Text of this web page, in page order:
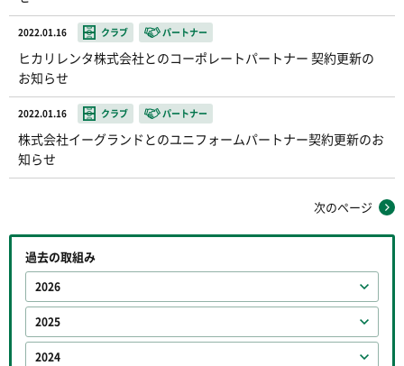
2022.01.16 クラブ パートナー
ヒカリレンタ株式会社とのコーポレートパートナー 契約更新の
お知らせ
2022.01.16 クラブ パートナー
株式会社イーグランドとのユニフォームパートナー契約更新のお
知らせ
次のページ
過去の取組み
2026
2025
2024